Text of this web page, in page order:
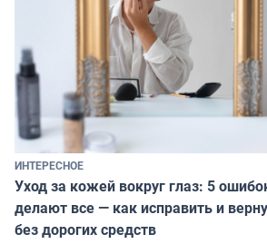
ИНТЕРЕСНОЕ
Уход за кожей вокруг глаз: 5
делают все — как исправить и
без дорогих средств